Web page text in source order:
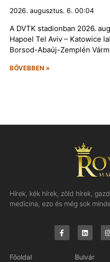
2026. augusztus. 6. 00:04
A DVTK stadionban 2026.
Hapoel Tel Aviv – Katowice
Borsod-Abaúj-Zemplén
BŐVEBBEN »
Hírek, kék hírek, zöld hírek,
medicina, ezo és még sok
Főoldal Bulvár